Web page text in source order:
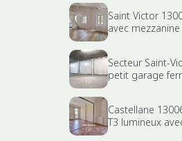
Saint Victor
avec
Secteur Saint-
petit garage
Castellane
T3 lumineux